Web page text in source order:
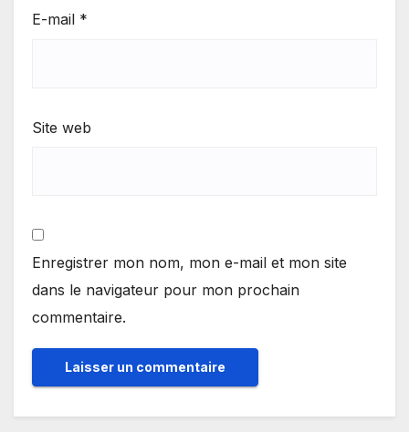
E-mail *
Site web
Enregistrer mon nom, mon e-mail et mon site
dans le navigateur pour mon prochain
commentaire.